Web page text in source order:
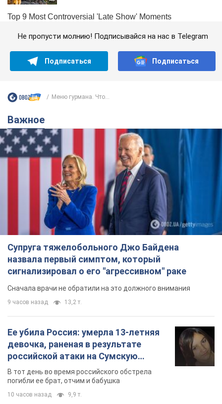
Не пропусти молнию! Подписывайся на нас в Telegram
Подписаться Подписаться
Меню гурмана. Что...
Важное
Супруга тяжелобольного Джо Байдена
назвала первый симптом, который
сигнализировал о его "агрессивном" раке
Сначала врачи не обратили на это должного внимания
9 часов назад 13,2 т.
Ее убила Россия: умерла 13-летняя
девочка, раненая в результате
российской атаки на Сумскую
область. Фото
В тот день во время российского обстрела
погибли ее брат, отчим и бабушка
10 часов назад 9,9 т.